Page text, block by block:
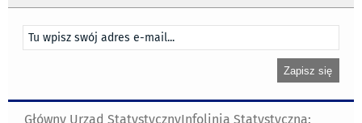
Główny Urząd StatystycznyInfolinia Statystyczna: